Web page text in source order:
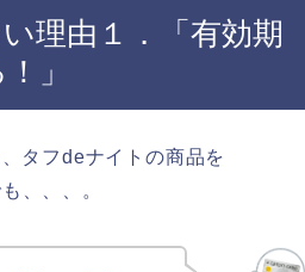
理由１．「有効期
」
タフdeナイトの商品を
、、、。